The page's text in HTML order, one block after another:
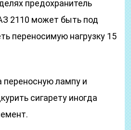
предохранитель
2110 может быть под
переносимую нагрузку 15
переносную лампу и
сигарету иногда